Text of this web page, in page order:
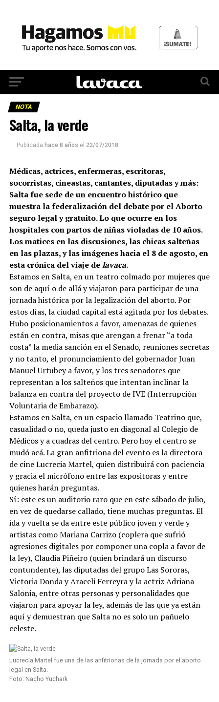
NOTA
Salta, la verde
Publicada hace 8 años el 22/07/2018
Médicas, actrices, enfermeras, escritoras,
socorristas, cineastas, cantantes, diputadas y más:
Salta fue sede de un encuentro histórico que
muestra la federalización del debate por el Aborto
seguro legal y gratuito. Lo que ocurre en los
hospitales con partos de niñas violadas de 10 años.
Los matices en las discusiones, las chicas salteñas
en las plazas, y las imágenes hacia el 8 de agosto, en
esta crónica del viaje delavaca.
Estamos en Salta, en un teatro colmado por mujeres que
son de aquí o de allá y viajaron para participar de una
jornada histórica por la legalización del aborto. Por
estos días, la ciudad capital está agitada por los debates.
Hubo posicionamientos a favor, amenazas de quienes
están en contra, misas que arengan a frenar “a toda
costa” la media sanción en el Senado, reuniones secretas
y no tanto, el pronunciamiento del gobernador Juan
Manuel Urtubey a favor, y los tres senadores que
representan a los salteños que intentan inclinar la
balanza en contra del proyecto de IVE (Interrupción
Voluntaria de Embarazo).
Estamos en Salta, en un espacio llamado Teatrino que,
casualidad o no, queda justo en diagonal al Colegio de
Médicos y a cuadras del centro. Pero hoy el centro se
mudó acá. La gran anfitriona del evento es la directora
de cine Lucrecia Martel, quien distribuirá con paciencia
y gracia el micrófono entre las expositoras y entre
quienes harán preguntas.
Sí: este es un auditorio raro que en este sábado de julio,
en vez de quedarse callado, tiene muchas preguntas. El
ida y vuelta se da entre este público joven y verde y
artistas como Mariana Carrizo (coplera que sufrió
agresiones digitales por componer una copla a favor de
la ley), Claudia Piñeiro (quien brindará un discurso
contundente), las diputadas del grupo Las Sororas,
Victoria Donda y Araceli Ferreyra y la actriz Adriana
Salonia, entre otras personas y personalidades que
viajaron para apoyar la ley, además de las que ya están
aquí y demuestran que Salta no es solo un pañuelo
celeste.
Lucrecia Martel fue una de las anfitrionas de la jornada por el aborto
legal en Salta.
Foto: Nacho Yuchark